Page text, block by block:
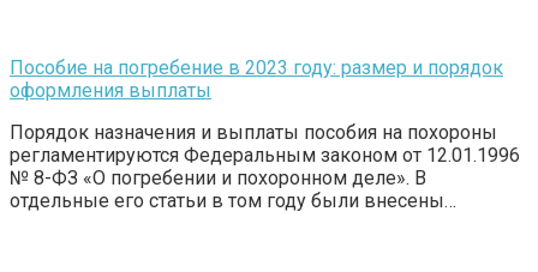
Пособие на погребение в 2023 году: размер и порядок
оформления выплаты
Порядок назначения и выплаты пособия на похороны
регламентируются Федеральным законом от 12.01.1996
№ 8-ФЗ «О погребении и похоронном деле». В
отдельные его статьи в том году были внесены…